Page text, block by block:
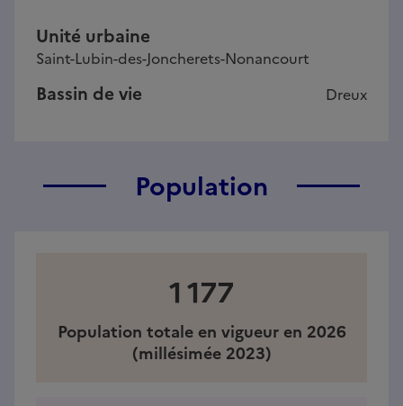
Unité urbaine
Saint-Lubin-des-Joncherets-Nonancourt
Bassin de vie Dreux
Population
1 177
Population totale en vigueur en 2026
(millésimée 2023)